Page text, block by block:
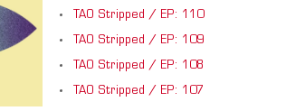
TAO Stripped / EP: 110
TAO Stripped / EP: 109
TAO Stripped / EP: 108
TAO Stripped / EP: 107